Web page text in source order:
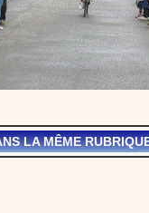
LA MÊME